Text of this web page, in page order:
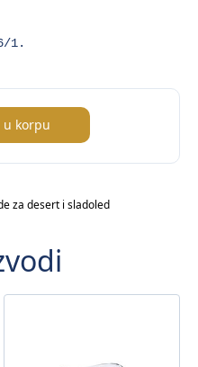
1.
u korpu
za desert i sladoled